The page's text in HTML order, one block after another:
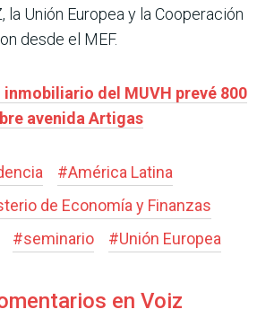
la Unión Europea y la Cooperación
desde el MEF.
del MUVH prevé 800
avenida Artigas
#América Latina
de Economía y Finanzas
#seminario #Unión Europea
en Voiz